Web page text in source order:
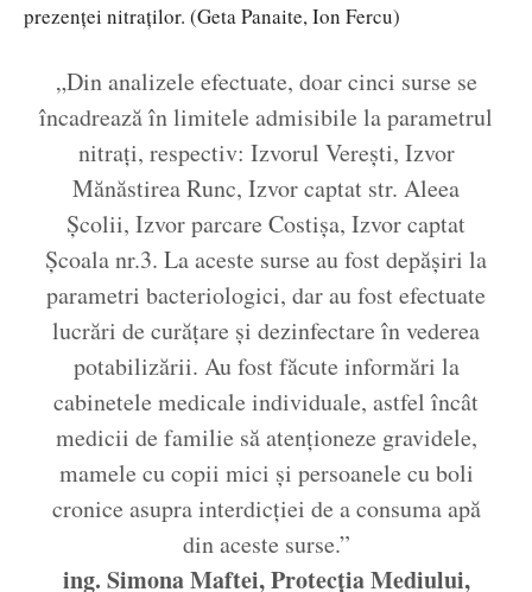
prezenței nitraților. (Geta Panaite, Ion Fercu)
„Din analizele efectuate, doar cinci surse se
încadrează în limitele admisibile la parametrul
nitrați, respectiv: Izvorul Verești, Izvor
Mănăstirea Runc, Izvor captat str. Aleea
Școlii, Izvor parcare Costișa, Izvor captat
Școala nr.3. La aceste surse au fost depășiri la
parametri bacteriologici, dar au fost efectuate
lucrări de curățare și dezinfectare în vederea
potabilizării. Au fost făcute informări la
cabinetele medicale individuale, astfel încât
medicii de familie să atenționeze gravidele,
mamele cu copii mici și persoanele cu boli
cronice asupra interdicției de a consuma apă
din aceste surse.”
ing. Simona Maftei, Protecția Mediului,